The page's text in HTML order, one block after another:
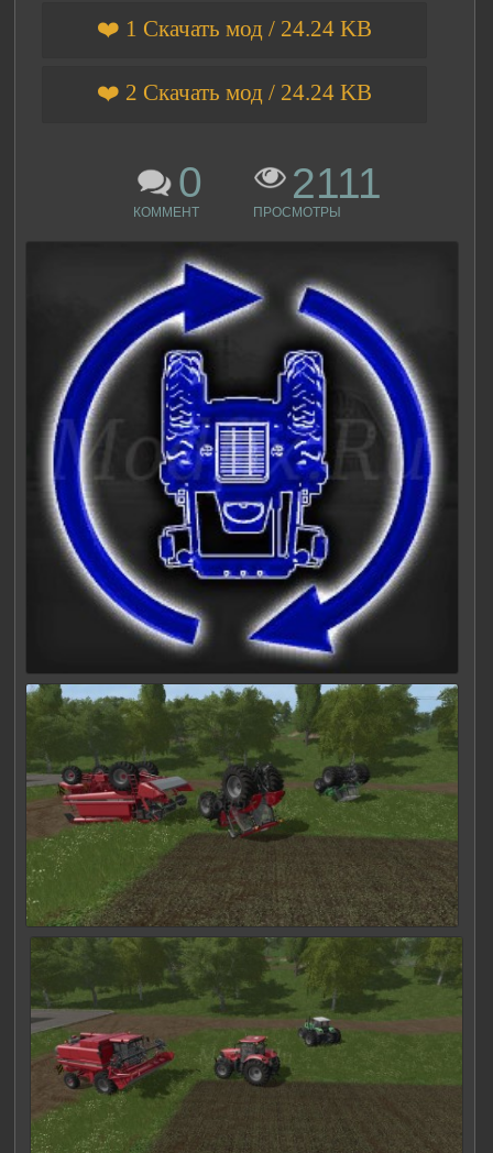
❤️ 1 Скачать мод / 24.24 KB
❤️ 2 Скачать мод / 24.24 KB
0
КОММЕНТ
2111
ПРОСМОТРЫ